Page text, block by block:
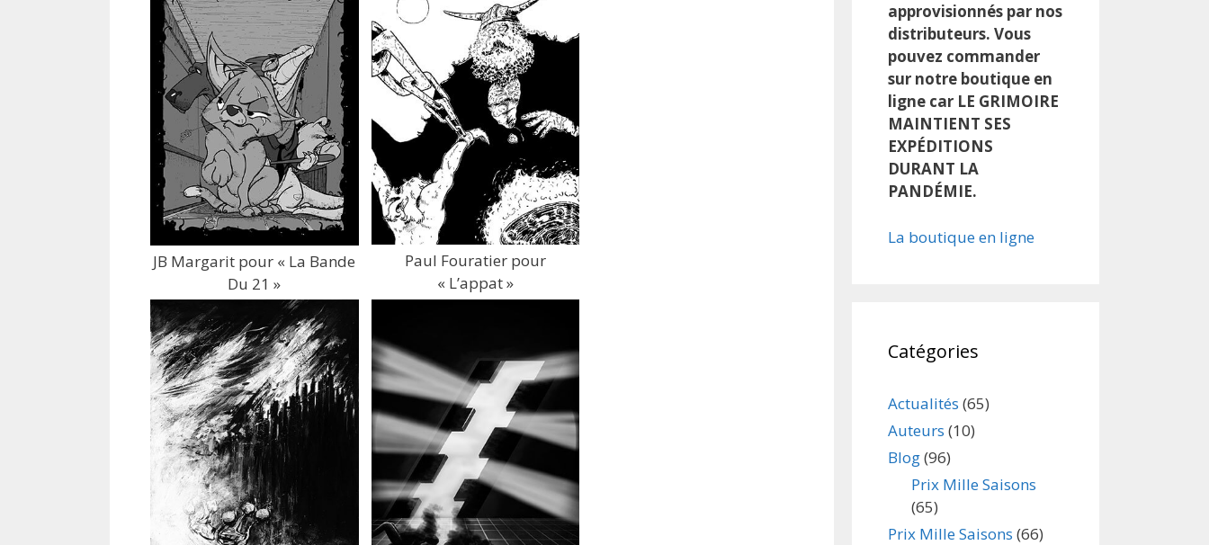
JB Margarit pour « La Bande
Du 21 »
Paul Fouratier pour
« L’appat »
approvisionnés par nos
distributeurs. Vous
pouvez commander
sur notre boutique en
ligne car LE GRIMOIRE
MAINTIENT SES
EXPÉDITIONS
DURANT LA
PANDÉMIE.
La boutique en ligne
Catégories
Actualités (65)
Auteurs (10)
Blog(96)
Prix Mille Saisons
(65)
Prix Mille Saisons (66)